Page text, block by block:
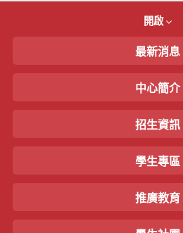
開啟
最新消息
中心簡介
招生資訊
學生專區
推廣教育